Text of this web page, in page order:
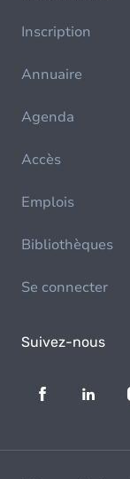
Inscription
Annuaire
Agenda
Accès
Emplois
Bibliothèques
Se connecter
Suivez-nous